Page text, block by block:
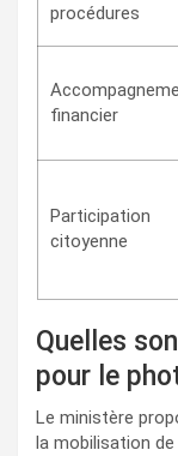
procédures
financier
Participation
citoyenne
Quelles
pour le
Le ministère
la mobilisation